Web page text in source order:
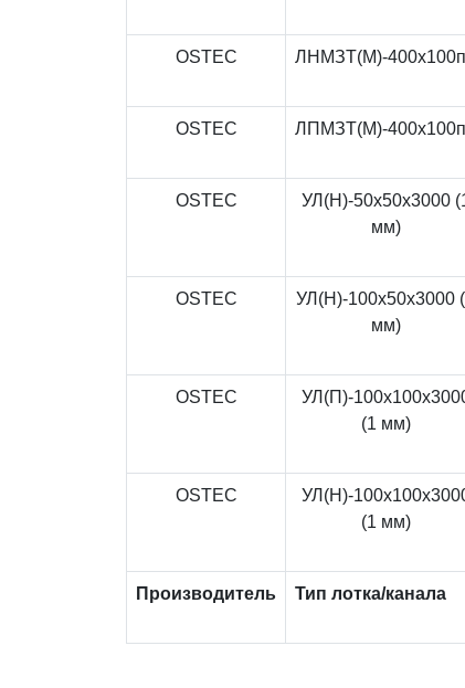
OSTEC ЛНМЗТ(М)-
OSTEC ЛПМЗТ(М)-
OSTEC
УЛ(Н)-50x50x3000
мм)
OSTEC
УЛ(Н)-100x50x3000
мм)
OSTEC
УЛ(П)-
(1 мм)
OSTEC
УЛ(Н)-
(1 мм)
Производитель Тип лотка/канала